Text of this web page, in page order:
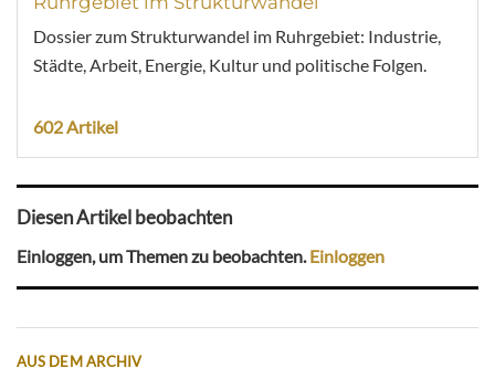
Dossier zum Strukturwandel im Ruhrgebiet: Industrie,
Städte, Arbeit, Energie, Kultur und politische Folgen.
602 Artikel
Diesen Artikel beobachten
Einloggen, um Themen zu beobachten.Einloggen
AUS DEM ARCHIV